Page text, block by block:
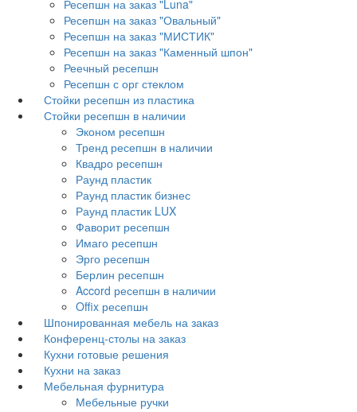
Ресепшн на заказ "Luna"
Ресепшн на заказ "Овальный"
Ресепшн на заказ "МИСТИК"
Ресепшн на заказ "Каменный шпон"
Реечный ресепшн
Ресепшн с орг стеклом
Стойки ресепшн из пластика
Стойки ресепшн в наличии
Эконом ресепшн
Тренд ресепшн в наличии
Квадро ресепшн
Раунд пластик
Раунд пластик бизнес
Раунд пластик LUX
Фаворит ресепшн
Имаго ресепшн
Эрго ресепшн
Берлин ресепшн
Accord ресепшн в наличии
Offix ресепшн
Шпонированная мебель на заказ
Конференц-столы на заказ
Кухни готовые решения
Кухни на заказ
Мебельная фурнитура
Мебельные ручки